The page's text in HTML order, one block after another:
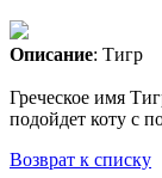
Описание: Тигр
Греческое имя
подойдет коту с
Возврат к списку